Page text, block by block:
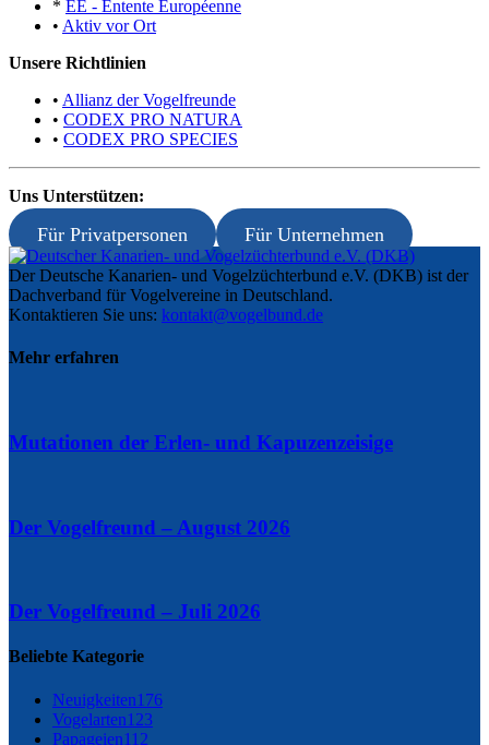
* EE - Entente Européenne
• Aktiv vor Ort
Unsere Richtlinien
• Allianz der Vogelfreunde
• CODEX PRO NATURA
• CODEX PRO SPECIES
Uns Unterstützen:
Für Privatpersonen Für Unternehmen
Der Deutsche Kanarien- und Vogelzüchterbund e.V. (DKB) ist der
Dachverband für Vogelvereine in Deutschland.
Kontaktieren Sie uns: kontakt@vogelbund.de
Mehr erfahren
Mutationen der Erlen- und Kapuzenzeisige
Der Vogelfreund – August 2026
Der Vogelfreund – Juli 2026
Beliebte Kategorie
Neuigkeiten176
Vogelarten123
Papageien112